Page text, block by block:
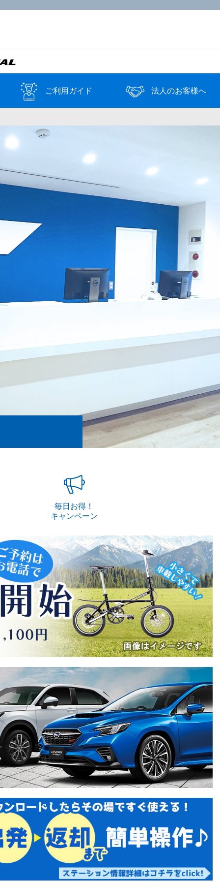
ご利用ガイド 法人のお客様へ
毎日お得！
キャンペーン